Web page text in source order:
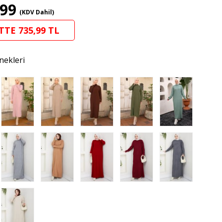
(KDV Dahil)
735,99 TL